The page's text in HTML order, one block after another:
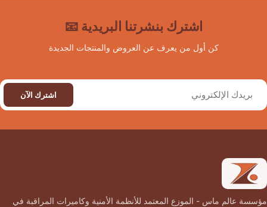
اشترك بنشرتنا البريدية 📧
كن أول من يعرف عن العروض والمنتجات الجديدة
اشترك الآن
مؤسسة عالم ماس - الموزع المعتمد للأنظمة الأمنية وكاميرات المراقبة في